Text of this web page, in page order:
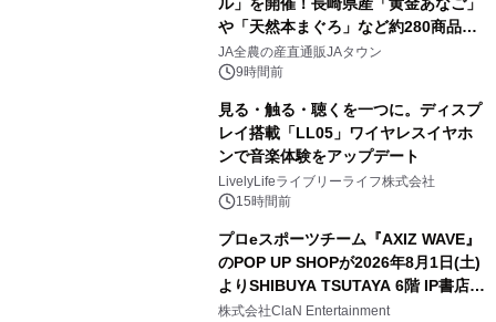
や「天然本まぐろ」など約280商品を
販売！～毎月１０日の定例企画～
JA全農の産直通販JAタウン
9時間前
見る・触る・聴くを一つに。ディスプ
レイ搭載「LL05」ワイヤレスイヤホ
ンで音楽体験をアップデート
LivelyLifeライブリーライフ株式会社
15時間前
プロeスポーツチーム『AXIZ WAVE』
のPOP UP SHOPが2026年8月1日(土)
よりSHIBUYA TSUTAYA 6階 IP書店で
開催決定！！
株式会社ClaN Entertainment